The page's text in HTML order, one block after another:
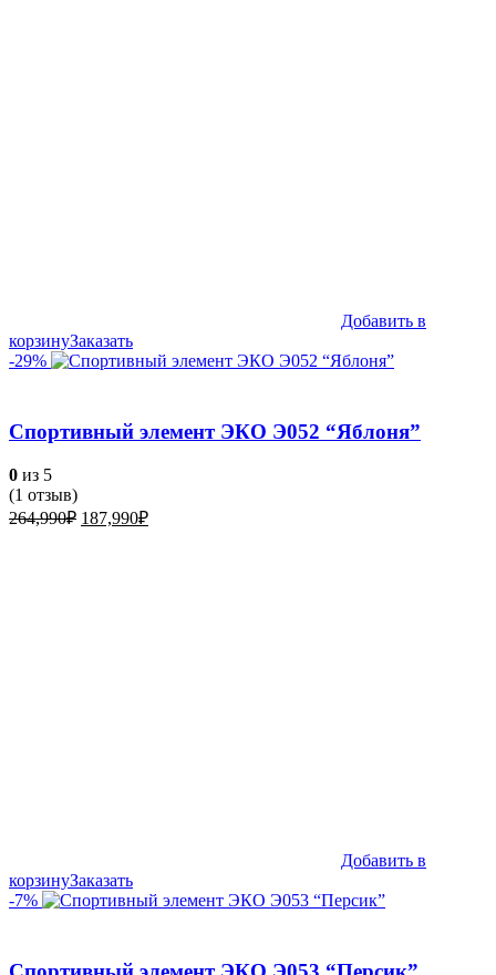
Добавить в
корзинуЗаказать
-29%
Спортивный элемент ЭКО Э052 “Яблоня”
0 из 5
(1 отзыв)
264,990₽ Первоначальная
187,990₽Текущая
Добавить в
корзинуЗаказать
-7%